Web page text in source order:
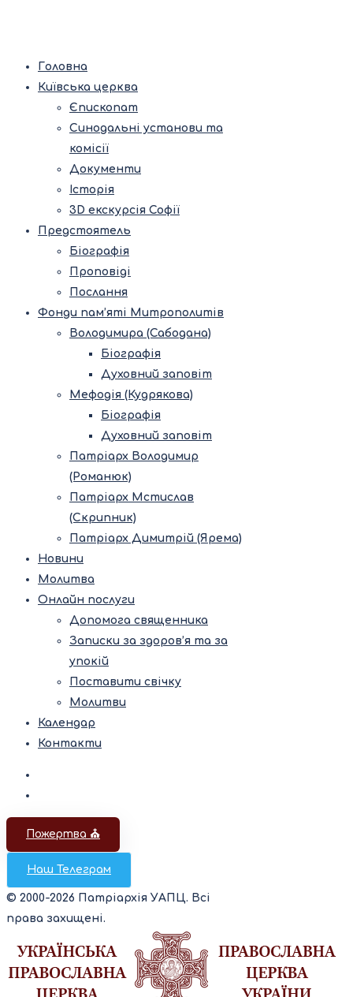
Головна
Київська церква
Єпископат
Синодальні установи та
комісії
Документи
Історія
3D екскурсія Софії
Предстоятель
Біографія
Проповіді
Послання
Фонди пам’яті Митрополитів
Володимира (Сабодана)
Біографія
Духовний заповіт
Мефодія (Кудрякова)
Біографія
Духовний заповіт
Патріарх Володимир
(Романюк)
Патріарх Мстислав
(Скрипник)
Патріарх Димитрій (Ярема)
Новини
Молитва
Онлайн послуги
Допомога священника
Записки за здоров’я та за
упокій
Поставити свічку
Молитви
Календар
Контакти
Пожертва ⛪️
Наш Телеграм
© 2000-2026 Патріархія УАПЦ. Всі
права захищені.